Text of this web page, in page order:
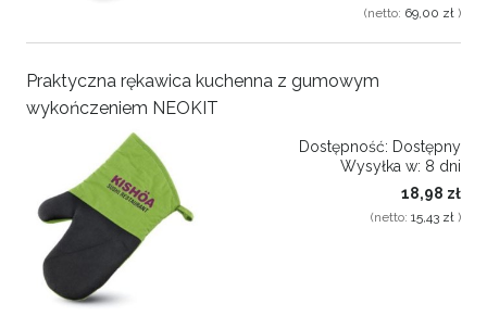
(netto: 69,00 zł )
Praktyczna rękawica kuchenna z gumowym
wykończeniem NEOKIT
Dostępność: Dostępny
Wysyłka w: 8 dni
18,98 zł
(netto: 15,43 zł )